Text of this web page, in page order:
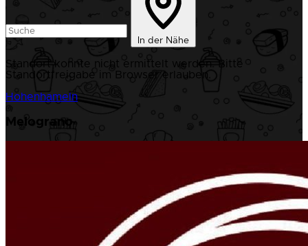
In der Nähe
Standort konnte nicht ermittelt werden. Bitte
Standortfreigabe im Browser erlauben.
Hohenhameln
Melograno